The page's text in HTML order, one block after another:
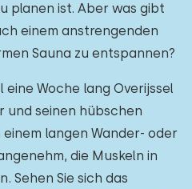
planen ist. Aber was gibt
einem anstrengenden
Sauna zu entspannen?
eine Woche lang Overijssel
und seinen hübschen
langen Wander- oder
die Muskeln in
Sehen Sie sich das